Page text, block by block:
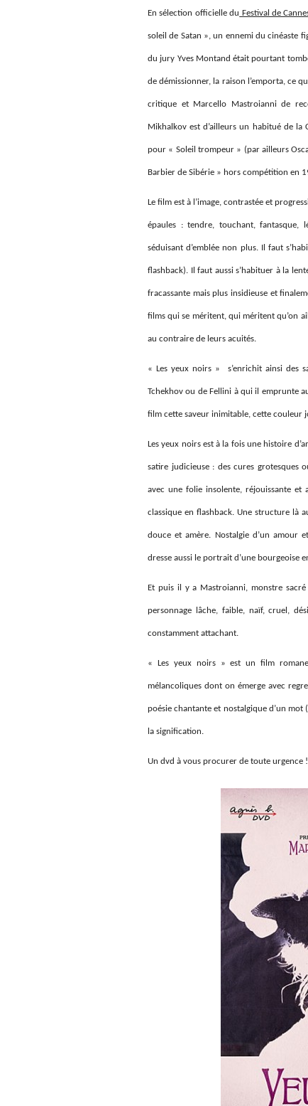
En sélection officielle du Festival de
soleil de Satan », un ennemi du cinéaste
du jury Yves Montand était pourtant
de démissionner, la raison l’emporta, ce
critique et Marcello Mastroianni de
Mikhalkov est d’ailleurs un habitué de la
pour « Soleil trompeur » (par ailleurs
Barbier de Sibérie » hors compétition en
Le film est à l’image, contrastée et
épaules : tendre, touchant, fantasque,
séduisant d’emblée non plus. Il faut
flashback). Il faut aussi s’habituer à la
fracassante mais plus insidieuse et
films qui se méritent, qui méritent qu’on
au contraire de leurs acuités.
« Les yeux noirs » s’enrichit ainsi des
Tchekhov ou de Fellini à qui il emprunte
film cette saveur inimitable, cette couleur
Les yeux noirs est à la fois une histoire
satire judicieuse : des cures grotesques
avec une folie insolente, réjouissante
classique en flashback. Une structure là
douce et amère. Nostalgie d’un amour
dresse aussi le portrait d’une bourgeoise
Et puis il y a Mastroianni, monstre
personnage lâche, faible, naïf, cruel,
constamment attachant.
« Les yeux noirs » est un film
mélancoliques dont on émerge avec
poésie chantante et nostalgique d’un
la signification.
Un dvd à vous procurer de toute urgence !